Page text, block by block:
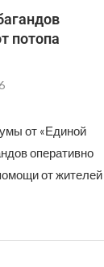
потопа
от «Единой
оперативно
от жителей